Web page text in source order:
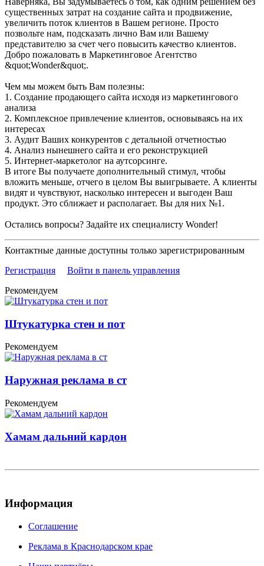
существенных затрат на создание сайта и продвижение,
увеличить поток клиентов в Вашем регионе. Просто
позвольте нам, подсказать лично Вам или Вашему
представителю за счет чего повысить качество клиентов.
Добро пожаловать в Маркетинговое Агентство
&quot;Wonder&quot;.
Чем мы можем быть Вам полезны:
1. Создание продающего сайта исходя из маркетингового
анализа
2. Комплексное привлечение клиентов, основываясь на их
интересах
3. Аудит Ваших конкурентов с детальной отчетностью
4. Анализ нынешнего сайта и его реконструкцией
5. Интернет-маркетолог на аутсорсинге.
В итоге Вы получаете дополнительный стимул, чтобы
вложить меньше, отчего в целом Вы выигрываете. А клиенты
видят и чувствуют, насколько интересен и выгоден Ваш
продукт. Это сближает и располагает. Вы для них №1.
Остались вопросы? Задайте их специалисту Wonder!
Контактные данные доступны только зарегистрированным
Регистрация
Войти в панель управления
Рекомендуем
Штукатурка стен и пот
Рекомендуем
Наружная реклама в ст
Рекомендуем
Хамам дальний кардон
Информация
Соглашение
Реклама в Краснодарском крае